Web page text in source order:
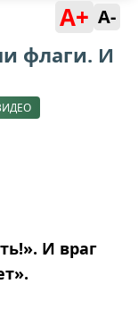
A+ A-
флаги. И
И враг